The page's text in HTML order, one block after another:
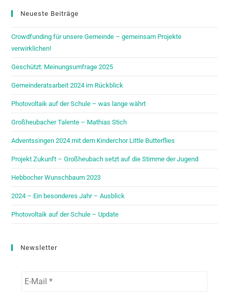
Neueste Beiträge
Crowdfunding für unsere Gemeinde – gemeinsam Projekte
verwirklichen!
Geschützt: Meinungsumfrage 2025
Gemeinderatsarbeit 2024 im Rückblick
Photovoltaik auf der Schule – was lange währt
Großheubacher Talente – Mathias Stich
Adventssingen 2024 mit dem Kinderchor Little Butterflies
Projekt Zukunft – Großheubach setzt auf die Stimme der Jugend
Hebbocher Wunschbaum 2023
2024 – Ein besonderes Jahr – Ausblick
Photovoltaik auf der Schule – Update
Newsletter